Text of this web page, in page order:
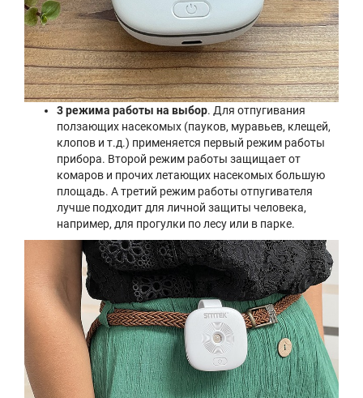
3 режима работы на выбор. Для отпугивания
ползающих насекомых (пауков, муравьев, клещей,
клопов и т.д.) применяется первый режим работы
прибора. Второй режим работы защищает от
комаров и прочих летающих насекомых большую
площадь. А третий режим работы отпугивателя
лучше подходит для личной защиты человека,
например, для прогулки по лесу или в парке.